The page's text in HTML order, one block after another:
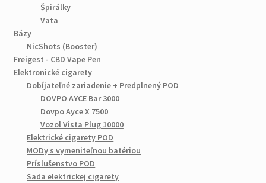
Špirálky
Vata
Bázy
NicShots (Booster)
Freigest - CBD Vape Pen
Elektronické cigarety
Dobíjateľné zariadenie + Predplnený POD
DOVPO AYCE Bar 3000
Dovpo Ayce X 7500
Vozol Vista Plug 10000
Elektrické cigarety POD
MODy s vymeniteľnou batériou
Príslušenstvo POD
Sada elektrickej cigarety